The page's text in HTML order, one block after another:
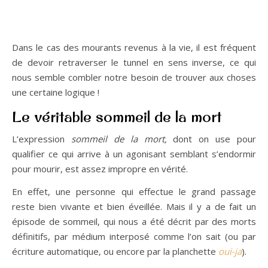
Dans le cas des mourants revenus à la vie, il est fréquent
de devoir retraverser le tunnel en sens inverse, ce qui
nous semble combler notre besoin de trouver aux choses
une certaine logique !
Le véritable sommeil de la mort
L’expression sommeil de la mort,dont on use pour
qualifier ce qui arrive à un agonisant semblant s’endormir
pour mourir, est assez impropre en vérité.
En effet, une personne qui effectue le grand passage
reste bien vivante et bien éveillée. Mais il y a de fait un
épisode de sommeil, qui nous a été décrit par des morts
définitifs, par médium interposé comme l’on sait (ou par
écriture automatique, ou encore par la planchette oui-ja).